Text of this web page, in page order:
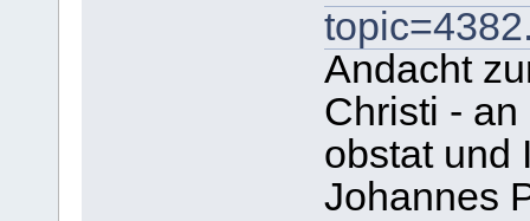
Andacht
Christi -
obstat und
Johannes